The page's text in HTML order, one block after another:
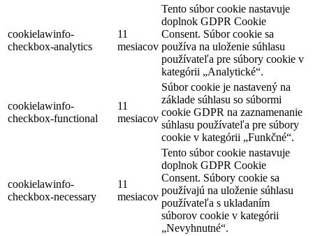
cookielawinfo-
checkbox-analytics
11
mesiacov
Tento súbor cookie nastavuje
doplnok GDPR Cookie
Consent. Súbor cookie sa
používa na uloženie súhlasu
používateľa pre súbory cookie v
kategórii „Analytické“.
cookielawinfo-
checkbox-functional
11
mesiacov
Súbor cookie je nastavený na
základe súhlasu so súbormi
cookie GDPR na zaznamenanie
súhlasu používateľa pre súbory
cookie v kategórii „Funkčné“.
cookielawinfo-
checkbox-necessary
11
mesiacov
Tento súbor cookie nastavuje
doplnok GDPR Cookie
Consent. Súbory cookie sa
používajú na uloženie súhlasu
používateľa s ukladaním
súborov cookie v kategórii
„Nevyhnutné“.